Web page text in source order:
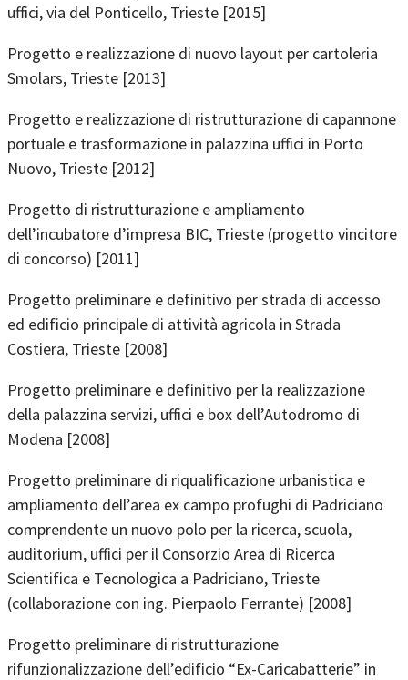
uffici, via del Ponticello, Trieste [2015]
Progetto e realizzazione di nuovo layout per cartoleria
Smolars, Trieste [2013]
Progetto e realizzazione di ristrutturazione di capannone
portuale e trasformazione in palazzina uffici in Porto
Nuovo, Trieste [2012]
Progetto di ristrutturazione e ampliamento
dell’incubatore d’impresa BIC, Trieste (progetto vincitore
di concorso) [2011]
Progetto preliminare e definitivo per strada di accesso
ed edificio principale di attività agricola in Strada
Costiera, Trieste [2008]
Progetto preliminare e definitivo per la realizzazione
della palazzina servizi, uffici e box dell’Autodromo di
Modena [2008]
Progetto preliminare di riqualificazione urbanistica e
ampliamento dell’area ex campo profughi di Padriciano
comprendente un nuovo polo per la ricerca, scuola,
auditorium, uffici per il Consorzio Area di Ricerca
Scientifica e Tecnologica a Padriciano, Trieste
(collaborazione con ing. Pierpaolo Ferrante) [2008]
Progetto preliminare di ristrutturazione
rifunzionalizzazione dell’edificio “Ex-Caricabatterie” in